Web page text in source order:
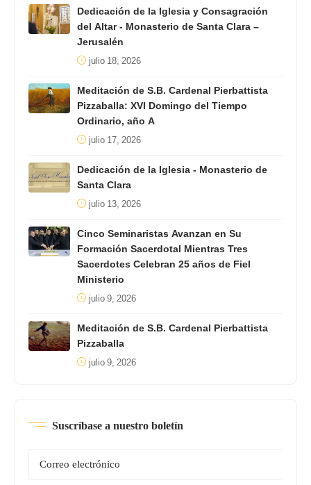
Dedicación de la Iglesia y Consagración
del Altar - Monasterio de Santa Clara –
Jerusalén
julio 18, 2026
Meditación de S.B. Cardenal Pierbattista
Pizzaballa: XVI Domingo del Tiempo
Ordinario, año A
julio 17, 2026
Dedicación de la Iglesia - Monasterio de
Santa Clara
julio 13, 2026
Cinco Seminaristas Avanzan en Su
Formación Sacerdotal Mientras Tres
Sacerdotes Celebran 25 años de Fiel
Ministerio
julio 9, 2026
Meditación de S.B. Cardenal Pierbattista
Pizzaballa
julio 9, 2026
Suscríbase a nuestro boletín